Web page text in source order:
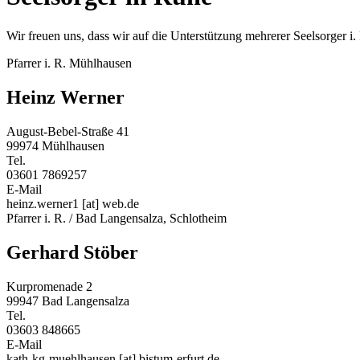
Wir freuen uns, dass wir auf die Unterstützung mehrerer Seelsorger i.
Pfarrer i. R. Mühlhausen
Heinz Werner
August-Bebel-Straße 41
99974 Mühlhausen
Tel.
03601 7869257
E-Mail
heinz.werner1 [at] web.de
Pfarrer i. R. / Bad Langensalza, Schlotheim
Gerhard Stöber
Kurpromenade 2
99947 Bad Langensalza
Tel.
03603 848665
E-Mail